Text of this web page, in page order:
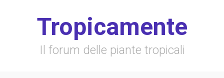
Tropicamente
Il forum delle piante tropicali